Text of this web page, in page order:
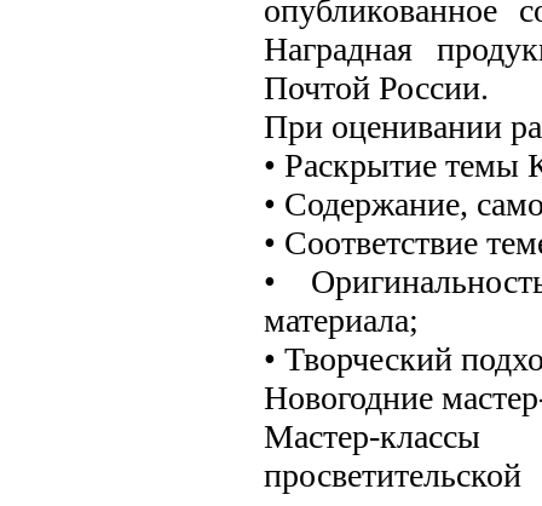
опубликованное
Наградная
Почтой России.
При оценивании
• Раскрытие темы
• Содержание,
• Соответствие
•
материала;
• Творческий
Новогодние
Мастер-